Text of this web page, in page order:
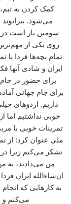
کمک کردن به
می‌شود.
سومین بار است
روی یکی از
تمام بچه‌ها فردا با
ایران و شادی آنها
برای جام جهانی
داریم. اردوهای
خوبی نداشتیم اما
تمرینات خوبی با
ملی عنوان کرد: از
تشکر می‌کنم زیرا
من می‌دادند، به
ان‌شاءالله ایران
به کارهایی که
می‌کنم و